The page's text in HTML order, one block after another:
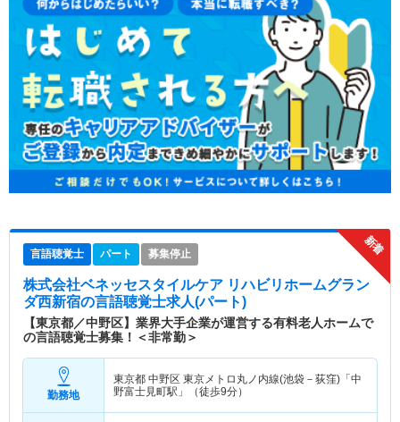
言語聴覚士 パート 募集停止
株式会社ベネッセスタイルケア リハビリホームグラン
ダ西新宿の言語聴覚士求人(パート)
【東京都／中野区】業界大手企業が運営する有料老人ホームで
の言語聴覚士募集！＜非常勤＞
勤務地
東京都 中野区 東京メトロ丸ノ内線(池袋－荻窪)「中
野富士見町駅」（徒歩9分）